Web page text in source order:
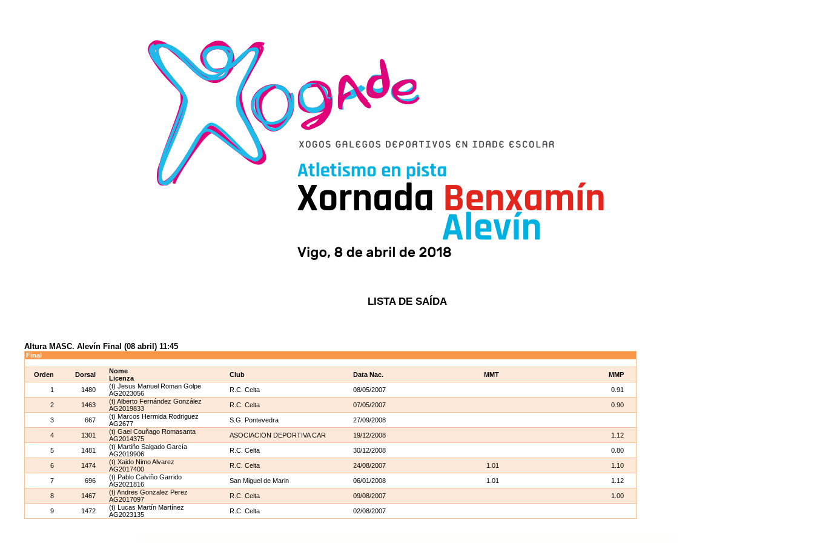
LISTA DE SAÍDA
Final
Orden Dorsal
Nome
Licenza
Club Data Nac. MMT MMP
1 1480
(t) Jesus Manuel Roman Golpe
AG2023056
R.C. Celta 08/05/2007 0.91
2 1463
(t) Alberto Fernández González
AG2019833
R.C. Celta 07/05/2007 0.90
3 667
(t) Marcos Hermida Rodriguez
AG2677
S.G. Pontevedra 27/09/2008
4 1301
(t) Gael Couñago Romasanta
AG2014375
ASOCIACION DEPORTIVA CAR 19/12/2008 1.12
5 1481
(t) Martiño Salgado García
AG2019906
R.C. Celta 30/12/2008 0.80
6 1474
(t) Xaido Nimo Alvarez
AG2017400
R.C. Celta 24/08/2007 1.01 1.10
7 696
(t) Pablo Calviño Garrido
AG2021816
San Miguel de Marin 06/01/2008 1.01 1.12
8 1467
(t) Andres Gonzalez Perez
AG2017097
R.C. Celta 09/08/2007 1.00
9 1472
(t) Lucas Martín Martínez
AG2023135
R.C. Celta 02/08/2007
Altura MASC. Alevín Final (08 abril) 11:45